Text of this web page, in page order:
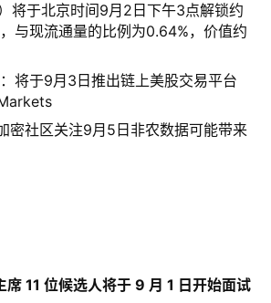
将于北京时间9月2日下午3点解锁约
与现流通量的比例为0.64%，价值约
将于9月3日推出链上美股交易平台
密社区关注9月5日非农数据可能带来
席 11 位候选人将于 9 月 1 日开始面试